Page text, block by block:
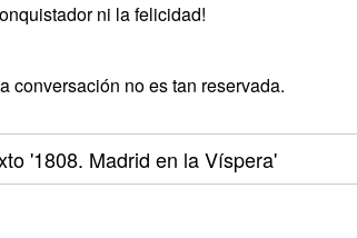
ni la felicidad!
conversación no es tan reservada.
'1808. Madrid en la Víspera'